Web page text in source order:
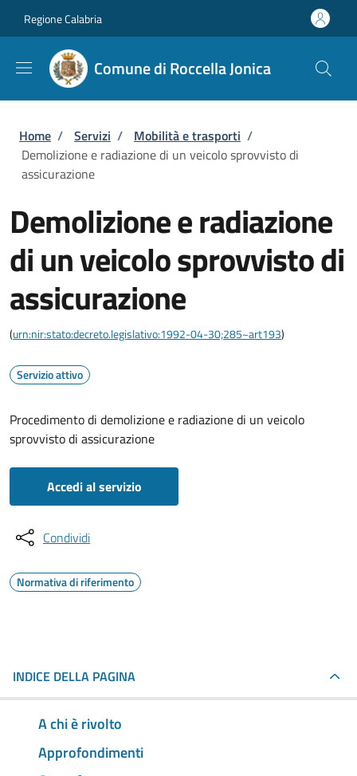
Regione Calabria
Comune di Roccella Jonica
Briciole di pane
Home / Servizi / Mobilità e trasporti /
Demolizione e radiazione di un veicolo sprovvisto di
assicurazione
Demolizione e radiazione
di un veicolo sprovvisto di
assicurazione
(urn:nir:stato:decreto.legislativo:1992-04-30;285~art193)
Servizio attivo
Procedimento di demolizione e radiazione di un veicolo
sprovvisto di assicurazione
Accedi al servizio
Condividi
Normativa di riferimento
INDICE DELLA PAGINA
A chi è rivolto
Approfondimenti